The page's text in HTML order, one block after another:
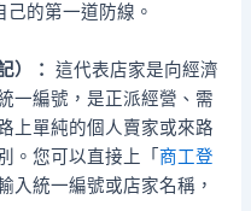
的第一道防線。
）： 這代表店家是向經濟
一編號，是正派經營、需
上單純的個人賣家或來路
。您可以直接上「商工登
入統一編號或店家名稱，